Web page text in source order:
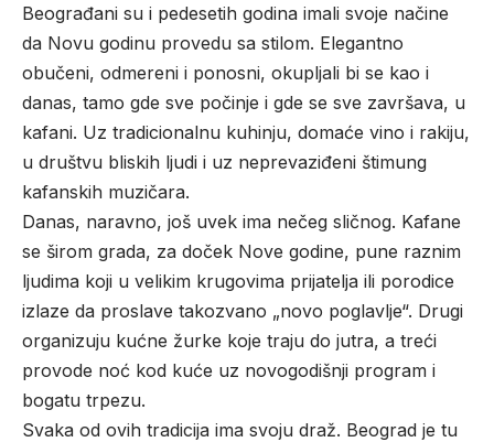
Beograđani su i pedesetih godina imali svoje načine
da Novu godinu provedu sa stilom. Elegantno
obučeni, odmereni i ponosni, okupljali bi se kao i
danas, tamo gde sve počinje i gde se sve završava, u
kafani. Uz tradicionalnu kuhinju, domaće vino i rakiju,
u društvu bliskih ljudi i uz neprevaziđeni štimung
kafanskih muzičara.
Danas, naravno, još uvek ima nečeg sličnog. Kafane
se širom grada, za doček Nove godine, pune raznim
ljudima koji u velikim krugovima prijatelja ili porodice
izlaze da proslave takozvano „novo poglavlje“. Drugi
organizuju kućne žurke koje traju do jutra, a treći
provode noć kod kuće uz novogodišnji program i
bogatu trpezu.
Svaka od ovih tradicija ima svoju draž. Beograd je tu